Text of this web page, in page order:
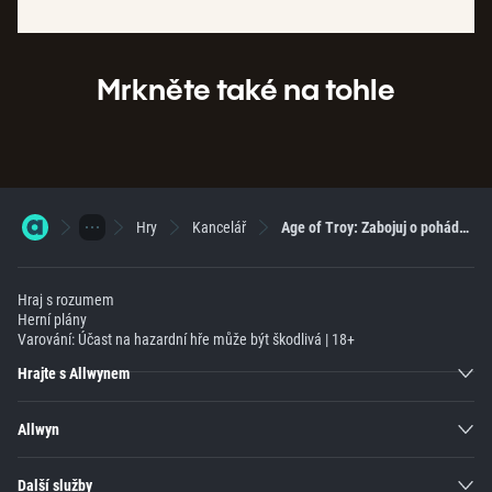
Mrkněte také na tohle
Hry Kancelář Age of Troy: Zabojuj o pohádkové bohatství Troje!
Hraj s rozumem
Herní plány
Varování: Účast na hazardní hře může být škodlivá | 18+
Hrajte s Allwynem
Allwyn
Další služby